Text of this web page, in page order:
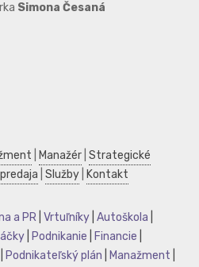
Simona Česaná
Manažér Strategické
Služby Kontakt
a PR Vrtuľníky Autoškola
Podnikanie Financie
Podnikateľský plán Manažment